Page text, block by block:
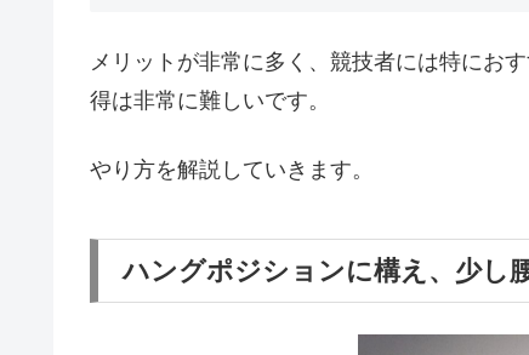
メリットが非常に多く、競技者には特にお
得は非常に難しいです。
やり方を解説していきます。
ハングポジションに構え、少し